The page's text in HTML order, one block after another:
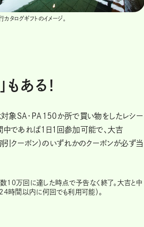
カタログギフトのイメージ。
ある！
は対象SA・PA150か所で買い物をしたレシー
中であれば１日１回参加可能で、大吉
引クーポン）のいずれかのクーポンが必ず当
万回に達した時点で予告なく終了。大吉と中
時間以内に何回でも利用可能）。